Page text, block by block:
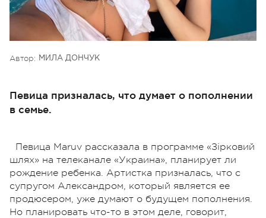
Автор: МИЛА ДОНЧУК
Певица призналась, что думает о пополнении
в семье.
Певица Maruv рассказала в программе «Зірковий
шлях» на телеканале «Украина», планирует ли
рождение ребенка. Артистка призналась, что с
супругом Александром, который является ее
продюсером, уже думают о будущем пополнения.
Но планировать что-то в этом деле, говорит,